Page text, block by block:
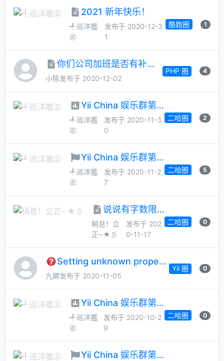
2021 新年快乐！
╃巡洋艦
㊣
发布于 2020-12-3
1
酷跑圈 1
你们公司加班是否有补偿？？？
小陈发布于 2020-12-02
PHP 圈 4
Yii China 娱乐群第 50 次管理员大选
╃巡洋艦
㊣
发布于 2020-11-3
0
二哈圈 2
Yii China 娱乐群第 50 次管理员月选候选人征集
╃巡洋艦
㊣
发布于 2020-11-2
7
二哈圈 5
说说有字数限制？咋没提示？
稍息！立
正~★彡
发布于 202
0-11-17
二哈圈 0
Setting unknown property: yii\base\Component::dsn
九卿发布于 2020-11-05
Yii 圈 0
Yii China 娱乐群第 49 次管理员大选
╃巡洋艦
㊣
发布于 2020-10-2
9
二哈圈 0
Yii China 娱乐群第 49 次管理员月选候选人征集